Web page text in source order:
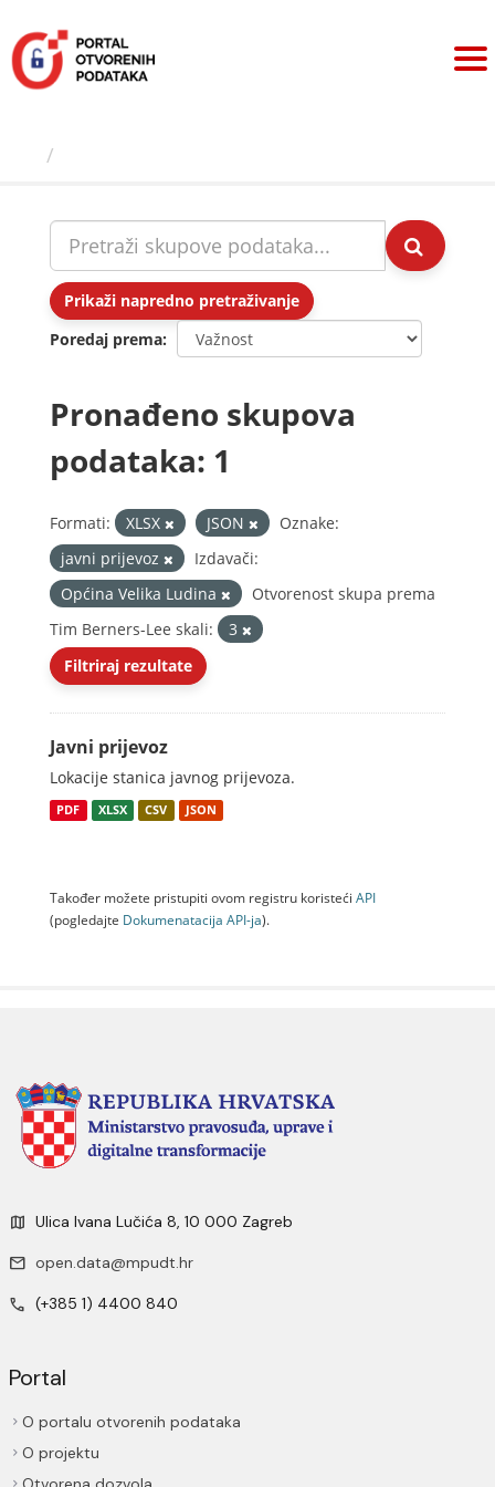
sadržaj
Prikaži napredno pretraživanje
Poredaj prema
Pronađeno skupova
podataka: 1
Formati: XLSX JSON
Oznake:
javni prijevoz
Izdavači:
Općina Velika Ludina
Otvorenost skupa prema
Tim Berners-Lee skali:
3
Filtriraj rezultate
Javni prijevoz
Lokacije stanica javnog prijevoza.
PDF XLSX CSV JSON
Također možete pristupiti ovom registru koristeći API
(pogledajte Dokumenаtаcijа API-jа).